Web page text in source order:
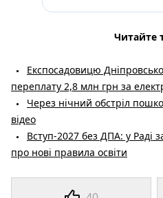
Читайте
Експосадовицю
переплату 2,8 млн грн за
Через нічний обстріл
відео
Вступ-2027 без ДПА: у Раді
про нові правила освіти